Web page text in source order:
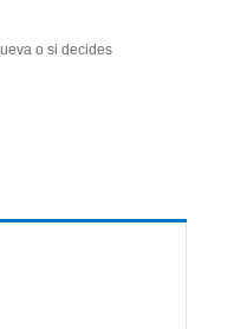
o si decides